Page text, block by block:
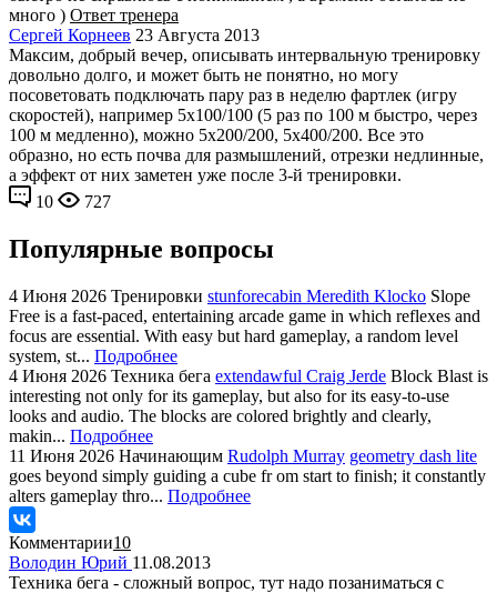
много ) Ответ тренера
Сергей Корнеев 23 Августа 2013
Максим, добрый вечер, описывать интервальную тренировку
довольно долго, и может быть не понятно, но могу
посоветовать подключать пару раз в неделю фартлек (игру
скоростей), например 5х100/100 (5 раз по 100 м быстро, через
100 м медленно), можно 5х200/200, 5х400/200. Все это
образно, но есть почва для размышлений, отрезки недлинные,
а эффект от них заметен уже после 3-й тренировки.
10
727
Популярные вопросы
4 Июня 2026 Тренировки stunforecabin Meredith Klocko Slope
Free is a fast-paced, entertaining arcade game in which reflexes and
focus are essential. With easy but hard gameplay, a random level
system, st... Подробнее
4 Июня 2026 Техника бега extendawful Craig Jerde Block Blast is
interesting not only for its gameplay, but also for its easy-to-use
looks and audio. The blocks are colored brightly and clearly,
makin... Подробнее
11 Июня 2026 Начинающим Rudolph Murray geometry dash lite
goes beyond simply guiding a cube fr om start to finish; it constantly
alters gameplay thro... Подробнее
Комментарии10
Володин Юрий 11.08.2013
Техника бега - сложный вопрос, тут надо позаниматься с